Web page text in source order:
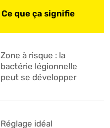
Ce que ça signifie
Zone à risque : la
bactérie légionnelle
peut se développer
Réglage idéal